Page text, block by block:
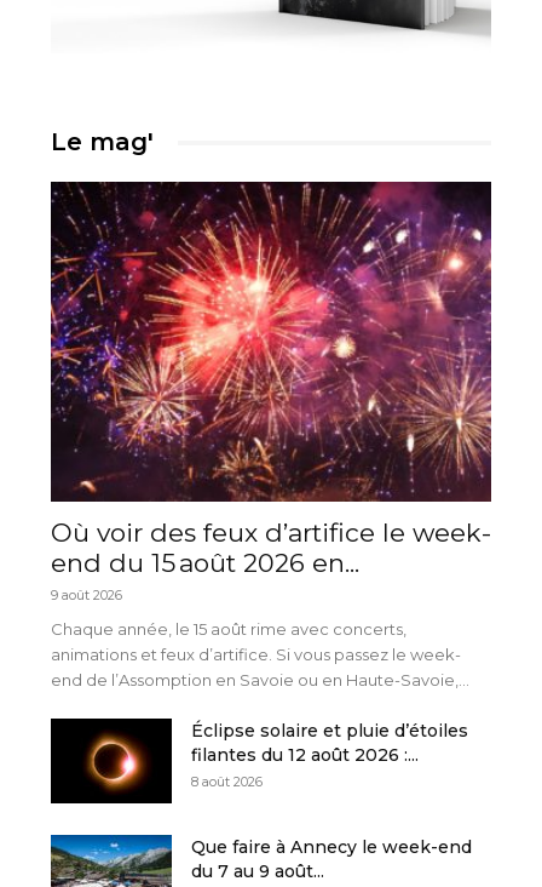
Le mag'
Où voir des feux d’artifice le week-
end du 15 août 2026 en...
9 août 2026
Chaque année, le 15 août rime avec concerts,
animations et feux d’artifice. Si vous passez le week-
end de l’Assomption en Savoie ou en Haute-Savoie,...
Éclipse solaire et pluie d’étoiles
filantes du 12 août 2026 :...
8 août 2026
Que faire à Annecy le week-end
du 7 au 9 août...